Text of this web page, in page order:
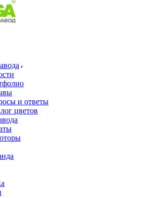
и ответы
цветов